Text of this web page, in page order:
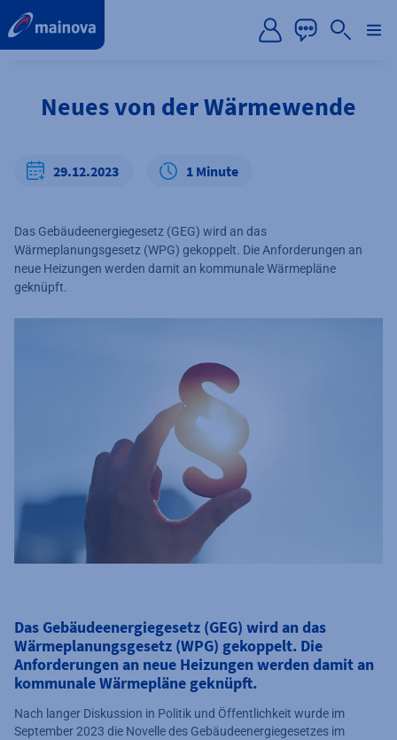
Neues von der Wärmewende
29.12.2023 1 Minute
Das Gebäudeenergiegesetz (GEG) wird an das
Wärmeplanungsgesetz (WPG) gekoppelt. Die Anforderungen an
neue Heizungen werden damit an kommunale Wärmepläne
geknüpft.
Das Gebäudeenergiegesetz (GEG) wird an das
Wärmeplanungsgesetz (WPG) gekoppelt. Die
Anforderungen an neue Heizungen werden damit an
kommunale Wärmepläne geknüpft.
Nach langer Diskussion in Politik und Öffentlichkeit wurde im
September 2023 die Novelle des Gebäudeenergiegesetzes im